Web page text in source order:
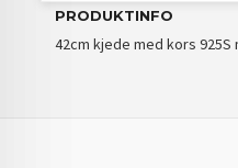
PRODUKTINFO
42cm kjede med kors